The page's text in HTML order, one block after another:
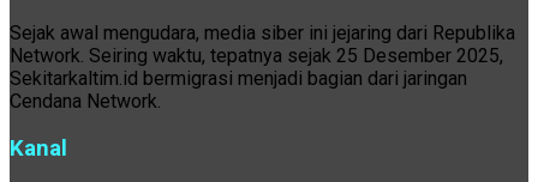
Sejak awal mengudara, media siber ini jejaring dari Republika
Network. Seiring waktu, tepatnya sejak 25 Desember 2025,
Sekitarkaltim.id bermigrasi menjadi bagian dari jaringan
Cendana Network.
Kanal